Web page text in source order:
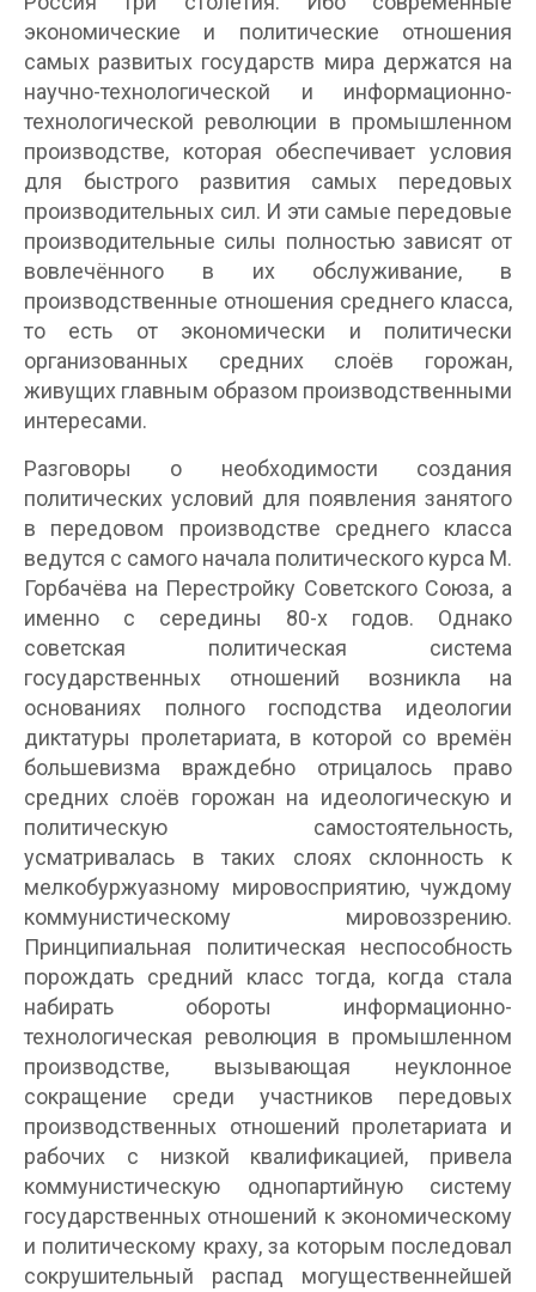
экономические и политические отношения
самых развитых государств мира держатся на
научно-технологической и информационно-
технологической революции в промышленном
производстве, которая обеспечивает условия
для быстрого развития самых передовых
производительных сил. И эти самые передовые
производительные силы полностью зависят от
вовлечённого в их обслуживание, в
производственные отношения среднего класса,
то есть от экономически и политически
организованных средних слоёв горожан,
живущих главным образом производственными
интересами.
Разговоры о необходимости создания
политических условий для появления занятого
в передовом производстве среднего класса
ведутся с самого начала политического курса М.
Горбачёва на Перестройку Советского Союза, а
именно с середины 80-х годов. Однако
советская политическая система
государственных отношений возникла на
основаниях полного господства идеологии
диктатуры пролетариата, в которой со времён
большевизма враждебно отрицалось право
средних слоёв горожан на идеологическую и
политическую самостоятельность,
усматривалась в таких слоях склонность к
мелкобуржуазному мировосприятию, чуждому
коммунистическому мировоззрению.
Принципиальная политическая неспособность
порождать средний класс тогда, когда стала
набирать обороты информационно-
технологическая революция в промышленном
производстве, вызывающая неуклонное
сокращение среди участников передовых
производственных отношений пролетариата и
рабочих с низкой квалификацией, привела
коммунистическую однопартийную систему
государственных отношений к экономическому
и политическому краху, за которым последовал
сокрушительный распад могущественнейшей